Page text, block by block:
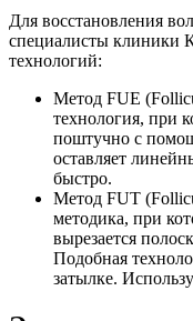
Для восстановления
специалисты клиники
технологий:
Метод FUE
технология, при
поштучно с
оставляет
быстро.
Метод FUT
методика, при
вырезается
Подобная
затылке.